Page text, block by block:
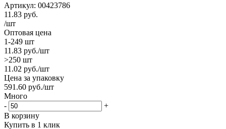
Артикул: 00423786
11.83 руб.
/шт
Оптовая цена
1-249 шт
11.83 руб./шт
>250 шт
11.02 руб./шт
Цена за упаковку
591.60 руб./шт
Много
-
+
В корзину
Купить в 1 клик